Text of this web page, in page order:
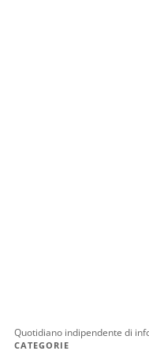
Quotidiano indipendente di
CATEGORIE